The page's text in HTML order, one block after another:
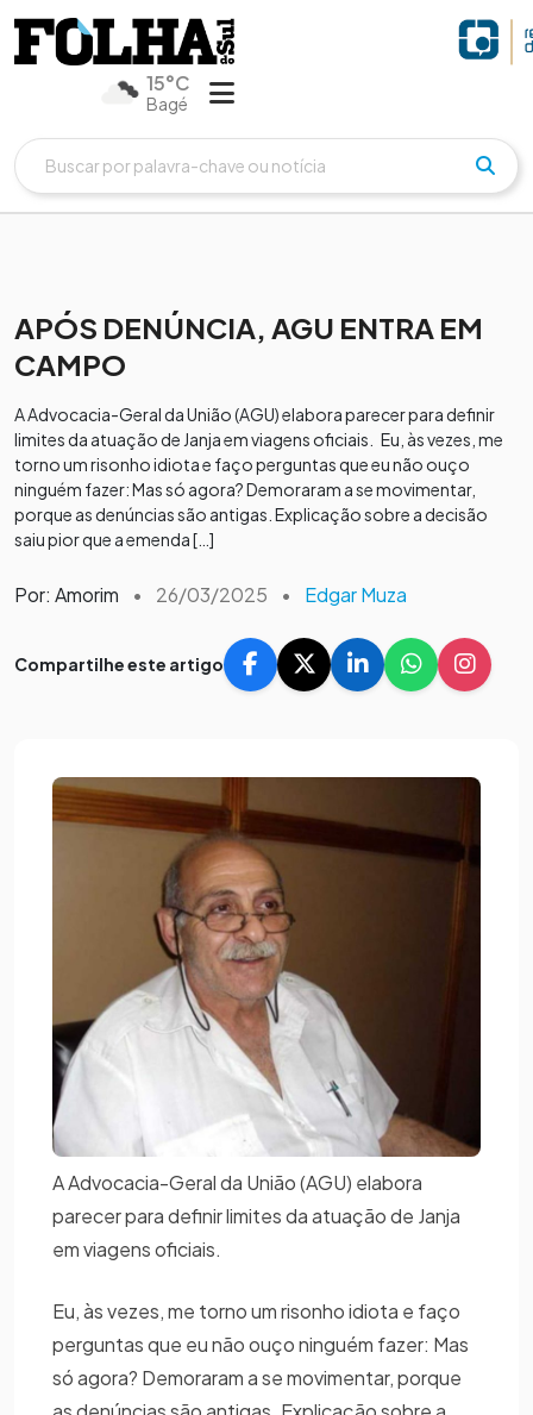
15°C
Bagé
APÓS DENÚNCIA, AGU ENTRA EM
CAMPO
A Advocacia-Geral da União (AGU) elabora parecer para definir
limites da atuação de Janja em viagens oficiais. Eu, às vezes, me
torno um risonho idiota e faço perguntas que eu não ouço
ninguém fazer: Mas só agora? Demoraram a se movimentar,
porque as denúncias são antigas. Explicação sobre a decisão
saiu pior que a emenda […]
Por: Amorim • 26/03/2025 • Edgar Muza
Compartilhe este artigo
A Advocacia-Geral da União (AGU) elabora
parecer para definir limites da atuação de Janja
em viagens oficiais.
Eu, às vezes, me torno um risonho idiota e faço
perguntas que eu não ouço ninguém fazer: Mas
só agora? Demoraram a se movimentar, porque